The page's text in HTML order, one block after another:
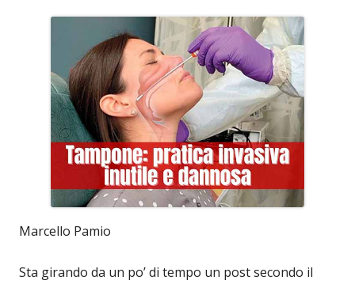
Marcello Pamio
Sta girando da un po’ di tempo un post secondo il